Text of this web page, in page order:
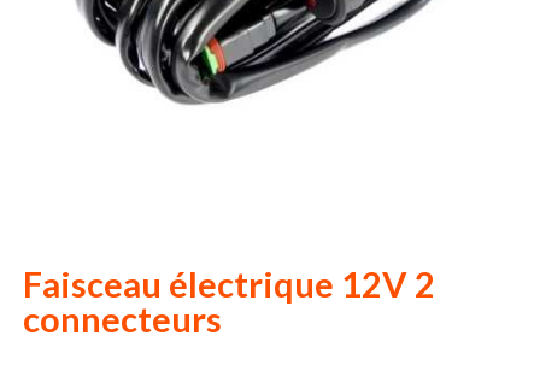
Faisceau électrique 12V 2
connecteurs